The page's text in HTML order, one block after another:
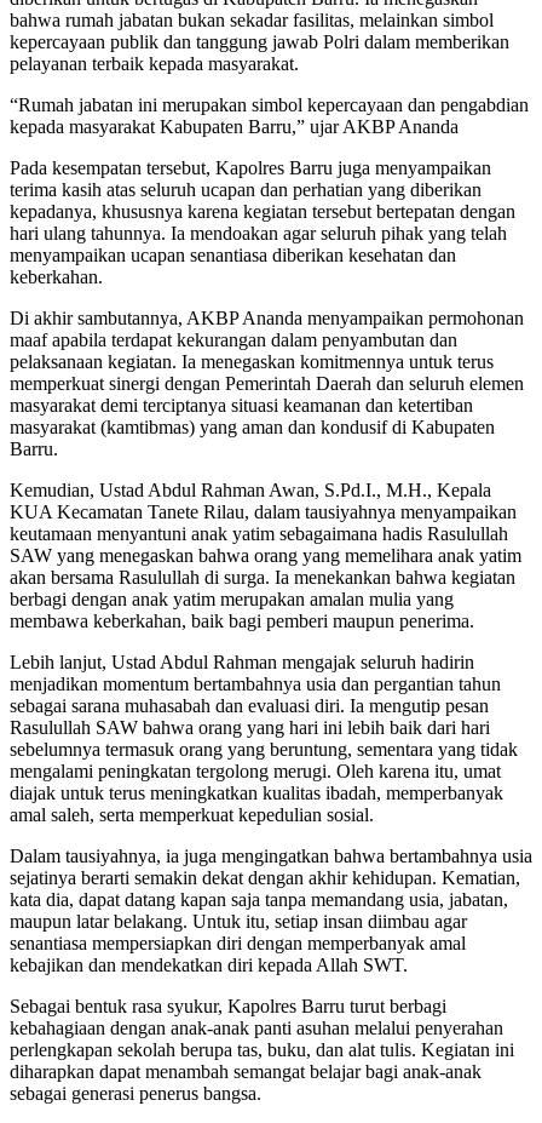
bahwa rumah jabatan bukan sekadar fasilitas, melainkan simbol
kepercayaan publik dan tanggung jawab Polri dalam memberikan
pelayanan terbaik kepada masyarakat.
“Rumah jabatan ini merupakan simbol kepercayaan dan pengabdian
kepada masyarakat Kabupaten Barru,” ujar AKBP Ananda
Pada kesempatan tersebut, Kapolres Barru juga menyampaikan
terima kasih atas seluruh ucapan dan perhatian yang diberikan
kepadanya, khususnya karena kegiatan tersebut bertepatan dengan
hari ulang tahunnya. Ia mendoakan agar seluruh pihak yang telah
menyampaikan ucapan senantiasa diberikan kesehatan dan
keberkahan.
Di akhir sambutannya, AKBP Ananda menyampaikan permohonan
maaf apabila terdapat kekurangan dalam penyambutan dan
pelaksanaan kegiatan. Ia menegaskan komitmennya untuk terus
memperkuat sinergi dengan Pemerintah Daerah dan seluruh elemen
masyarakat demi terciptanya situasi keamanan dan ketertiban
masyarakat (kamtibmas) yang aman dan kondusif di Kabupaten
Barru.
Kemudian, Ustad Abdul Rahman Awan, S.Pd.I., M.H., Kepala
KUA Kecamatan Tanete Rilau, dalam tausiyahnya menyampaikan
keutamaan menyantuni anak yatim sebagaimana hadis Rasulullah
SAW yang menegaskan bahwa orang yang memelihara anak yatim
akan bersama Rasulullah di surga. Ia menekankan bahwa kegiatan
berbagi dengan anak yatim merupakan amalan mulia yang
membawa keberkahan, baik bagi pemberi maupun penerima.
Lebih lanjut, Ustad Abdul Rahman mengajak seluruh hadirin
menjadikan momentum bertambahnya usia dan pergantian tahun
sebagai sarana muhasabah dan evaluasi diri. Ia mengutip pesan
Rasulullah SAW bahwa orang yang hari ini lebih baik dari hari
sebelumnya termasuk orang yang beruntung, sementara yang tidak
mengalami peningkatan tergolong merugi. Oleh karena itu, umat
diajak untuk terus meningkatkan kualitas ibadah, memperbanyak
amal saleh, serta memperkuat kepedulian sosial.
Dalam tausiyahnya, ia juga mengingatkan bahwa bertambahnya usia
sejatinya berarti semakin dekat dengan akhir kehidupan. Kematian,
kata dia, dapat datang kapan saja tanpa memandang usia, jabatan,
maupun latar belakang. Untuk itu, setiap insan diimbau agar
senantiasa mempersiapkan diri dengan memperbanyak amal
kebajikan dan mendekatkan diri kepada Allah SWT.
Sebagai bentuk rasa syukur, Kapolres Barru turut berbagi
kebahagiaan dengan anak-anak panti asuhan melalui penyerahan
perlengkapan sekolah berupa tas, buku, dan alat tulis. Kegiatan ini
diharapkan dapat menambah semangat belajar bagi anak-anak
sebagai generasi penerus bangsa.